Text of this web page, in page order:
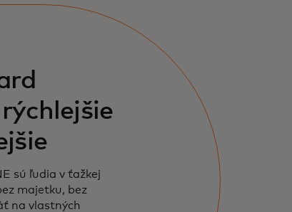
sú ľudia v ťažkej
majetku, bez
na vlastných